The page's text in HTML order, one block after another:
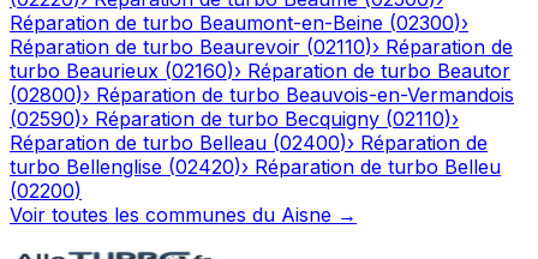
Réparation de turbo Beaumont-en-Beine (02300)›
Réparation de turbo Beaurevoir (02110)› Réparation de
turbo Beaurieux (02160)› Réparation de turbo Beautor
(02800)› Réparation de turbo Beauvois-en-Vermandois
(02590)› Réparation de turbo Becquigny (02110)›
Réparation de turbo Belleau (02400)› Réparation de
turbo Bellenglise (02420)› Réparation de turbo Belleu
(02200)
Voir toutes les communes du Aisne →